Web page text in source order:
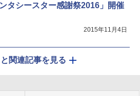
ンタシースター感謝祭2016」開催
2015年11月4日
と関連記事を見る